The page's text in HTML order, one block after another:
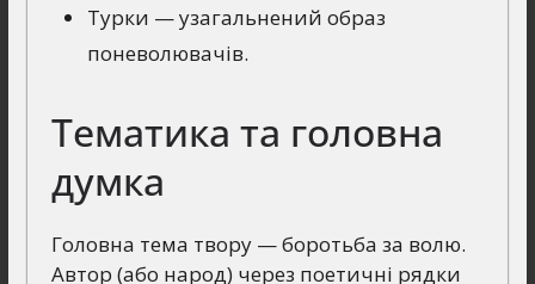
Турки — узагальнений образ
поневолювачів.
Тематика та головна
думка
Головна тема твору — боротьба за волю.
Автор (або народ) через поетичні рядки